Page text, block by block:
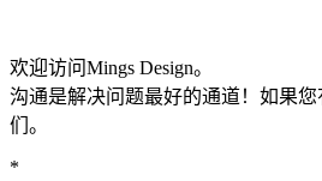
欢迎访问Mings Design。
沟通是解决问题最好的通道！如果
们。
*